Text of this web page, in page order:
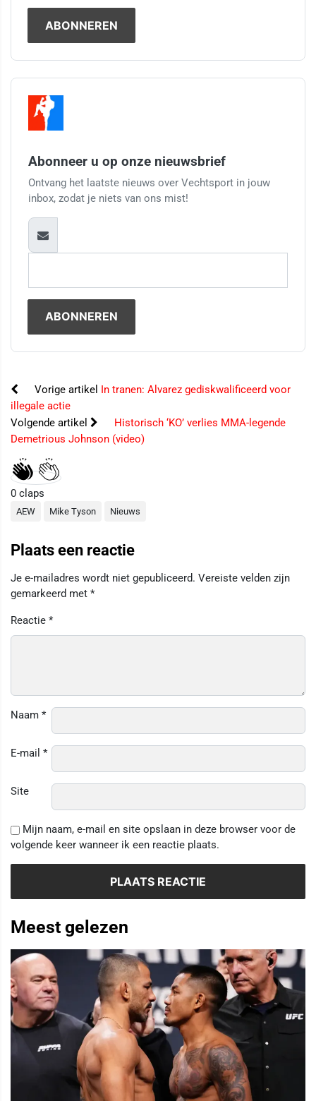
Abonneer u op onze nieuwsbrief
Ontvang het laatste nieuws over Vechtsport in jouw
inbox, zodat je niets van ons mist!
Vorige artikel In tranen: Alvarez gediskwalificeerd voor
illegale actie
Volgende artikel
Historisch ‘KO’ verlies MMA-legende
Demetrious Johnson (video)
0 claps
AEW Mike Tyson Nieuws
Plaats een reactie
Je e-mailadres wordt niet gepubliceerd. Vereiste velden zijn
gemarkeerd met *
Reactie *
Naam *
E-mail *
Site
Mijn naam, e-mail en site opslaan in deze browser voor de
volgende keer wanneer ik een reactie plaats.
Meest gelezen